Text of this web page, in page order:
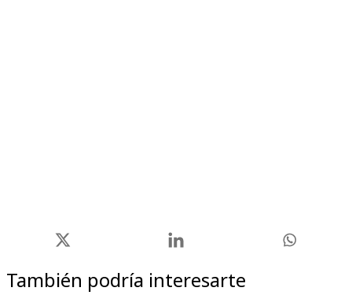
También podría interesarte